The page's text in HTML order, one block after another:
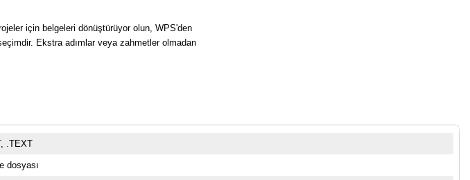
için belgeleri dönüştürüyor olun, WPS'den
Ekstra adımlar veya zahmetler olmadan
.TEXT
dosyası